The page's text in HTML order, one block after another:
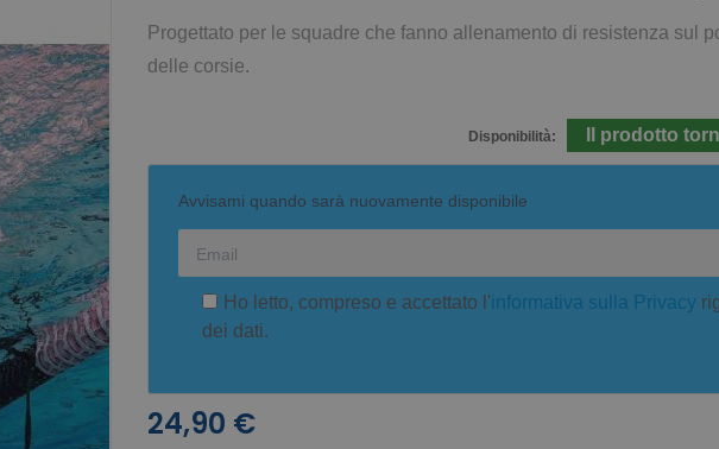
Progettato per le squadre che fanno allenamento di resistenza sul
delle corsie.
Disponibilità: Il prodotto
Avvisami quando sarà nuovamente disponibile
Ho letto, compreso e accettato l'informativa sulla Privacy
dei dati.
24,90 €